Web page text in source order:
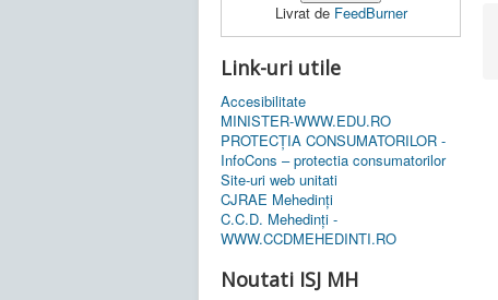
Livrat de FeedBurner
Link-uri utile
Accesibilitate
MINISTER-WWW.EDU.RO
PROTECȚIA CONSUMATORILOR -
InfoCons – protectia consumatorilor
Site-uri web unitati
CJRAE Mehedinți
C.C.D. Mehedinţi -
WWW.CCDMEHEDINTI.RO
Noutati ISJ MH